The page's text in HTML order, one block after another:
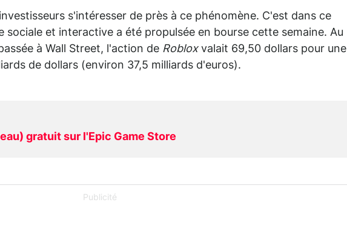
s'intéresser de près à ce phénomène. C'est dans ce
et interactive a été propulsée en bourse cette semaine. Au
à Wall Street, l'action de Robloxvalait 69,50 dollars pour une
de dollars (environ 37,5 milliards d'euros).
gratuit sur l'Epic Game Store
Publicité